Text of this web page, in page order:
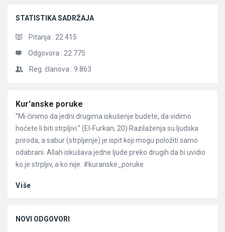
STATISTIKA SADRŽAJA
Pitanja : 22.415
Odgovora : 22.775
Reg. članova : 9.863
Članci
Kur'anske poruke
”Mi činimo da jedni drugima iskušenje budete, da vidimo
hoćete li biti strpljivi.” (El-Furkan, 20) Razilaženja su ljudska
priroda, a sabur (strpljenje) je ispit koji mogu položiti samo
odabrani. Allah iskušava jedne ljude preko drugih da bi uvidio
ko je strpljiv, a ko nije. #kuranske_poruke
Više
NOVI ODGOVORI